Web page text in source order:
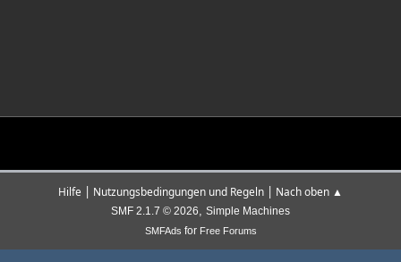
Hilfe | Nutzungsbedingungen und Regeln | Nach oben ▲
SMF 2.1.7 © 2026, Simple Machines
SMFAds for Free Forums